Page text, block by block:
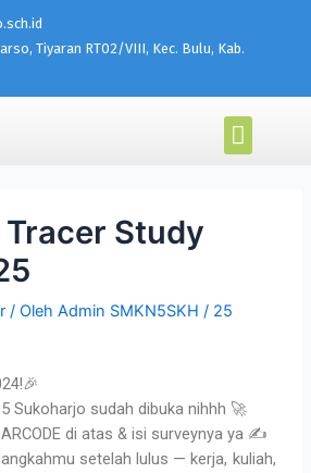
Tiyaran RT02/VIII, Kec. Bulu, Kab.
Study
/ OlehAdmin SMKN5SKH / 25
Sukoharjo sudah dibuka nihhh 🚀
di atas & isi surveynya ya ✍️
setelah lulus — kerja, kuliah,